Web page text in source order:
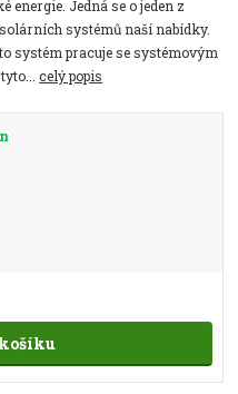
energie. Jedná se o jeden z
systémů naší nabídky.
systém pracuje se systémovým
tyto...celý popis